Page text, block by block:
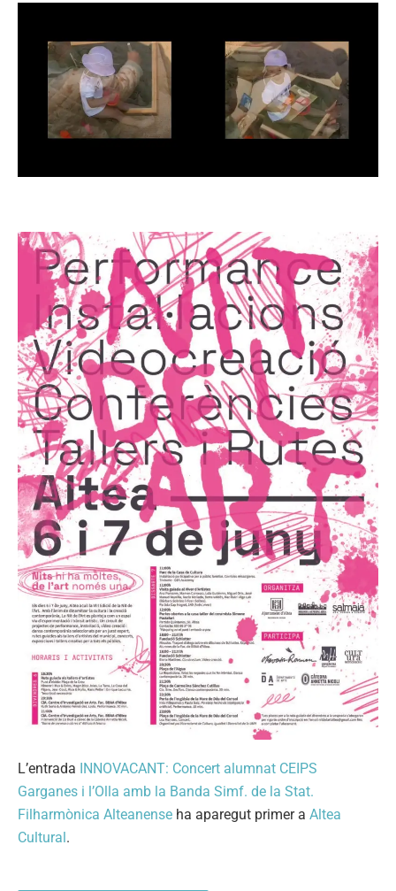
L’entrada INNOVACANT: Concert alumnat CEIPS
Garganes i l’Olla amb la Banda Simf. de la Stat.
Filharmònica Alteanense ha aparegut primer a Altea
Cultural .